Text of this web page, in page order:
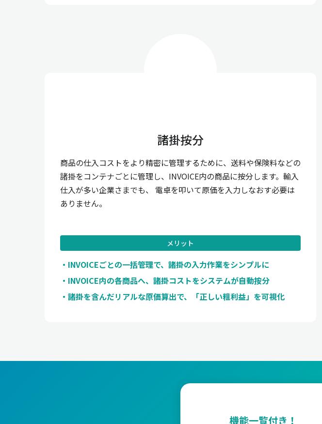
諸掛按分
商品の仕入コストをより精密に管理するために、送料や保険料などの
諸掛をコンテナごとに管理し、INVOICE内の商品に按分します。輸入
仕入が多い企業さまでも、 電卓を叩いて原価を入力しなおす必要は
ありません。
メリット
INVOICEごとの一括管理で、諸掛の入力作業をシンプルに
INVOICE内の各商品へ、諸掛コストをシステムが自動按分
諸掛を含んだリアルな原価算出で、「正しい粗利益」を可視化
機能一覧付き！